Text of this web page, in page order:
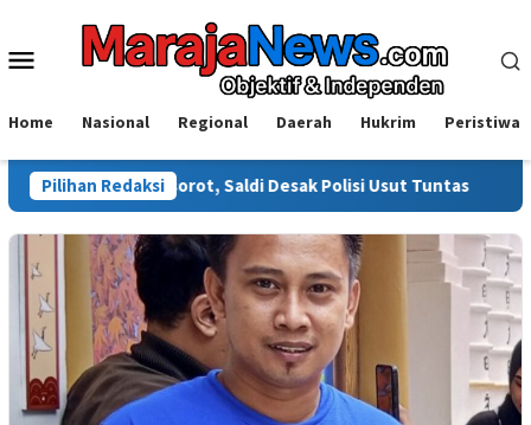
konten
Menu
Home Nasional Regional Daerah Hukrim Peristiwa
Pilihan Redaksi
Disorot, Saldi Desak Polisi Usut Tuntas Warga Sinjai